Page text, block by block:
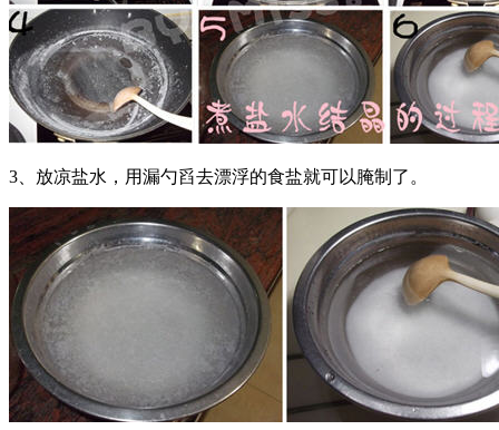
3、放凉盐水，用漏勺舀去漂浮的食盐就可以腌制了。